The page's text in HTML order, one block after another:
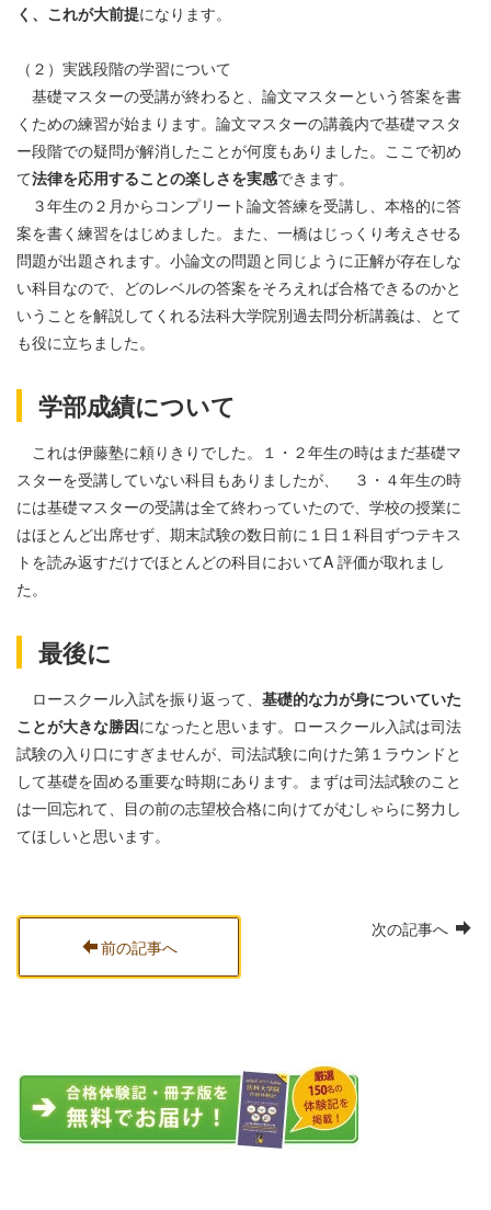
く、これが大前提になります。
（２）実践段階の学習について
基礎マスターの受講が終わると、論文マスターという答案を書
くための練習が始まります。論文マスターの講義内で基礎マスタ
ー段階での疑問が解消したことが何度もありました。ここで初め
て法律を応用することの楽しさを実感できます。
３年生の２月からコンプリート論文答練を受講し、本格的に答
案を書く練習をはじめました。また、一橋はじっくり考えさせる
問題が出題されます。小論文の問題と同じように正解が存在しな
い科目なので、どのレベルの答案をそろえれば合格できるのかと
いうことを解説してくれる法科大学院別過去問分析講義は、とて
も役に立ちました。
学部成績について
これは伊藤塾に頼りきりでした。１・２年生の時はまだ基礎マ
スターを受講していない科目もありましたが、 ３・４年生の時
には基礎マスターの受講は全て終わっていたので、学校の授業に
はほとんど出席せず、期末試験の数日前に１日１科目ずつテキス
トを読み返すだけでほとんどの科目においてA 評価が取れまし
た。
最後に
ロースクール入試を振り返って、 基礎的な力が身についていた
ことが大きな勝因になったと思います。ロースクール入試は司法
試験の入り口にすぎませんが、司法試験に向けた第１ラウンドと
して基礎を固める重要な時期にあります。まずは司法試験のこと
は一回忘れて、目の前の志望校合格に向けてがむしゃらに努力し
てほしいと思います。
前の記事へ
次の記事へ